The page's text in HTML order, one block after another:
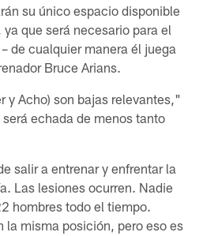
su único espacio disponible
que será necesario para el
de cualquier manera él juega
Bruce Arians.
y Acho) son bajas relevantes,"
echada de menos tanto
salir a entrenar y enfrentar la
Las lesiones ocurren. Nadie
hombres todo el tiempo.
la misma posición, pero eso es